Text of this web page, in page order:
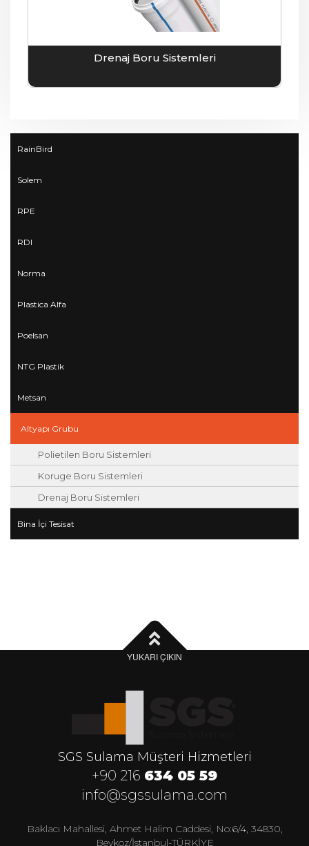
Drenaj Boru Sistemleri
RainBird
Solem
RPE
RDI
Norma
Plastica Alfa
Poelsan
NTG Plastik
Metsan
Altyapı Grubu
Polietilen Boru Sistemleri
Koruge Boru Sistemleri
Drenaj Boru Sistemleri
Bina İçi Tesisat
YUKARI ÇIKIN
SGS Sulama Müşteri Hizmetleri
+90 216 634 05 59
info@sgssulama.com
Baklacı Mahallesi, Ahmet Halim Caddesi, No:6/4, 34830,
Beykoz/İstanbul-TÜRKİYE